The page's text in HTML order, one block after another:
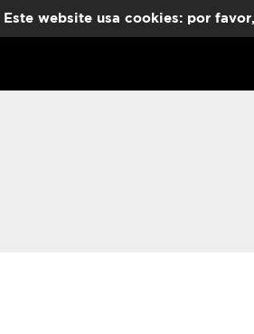
Este website usa cookies: por